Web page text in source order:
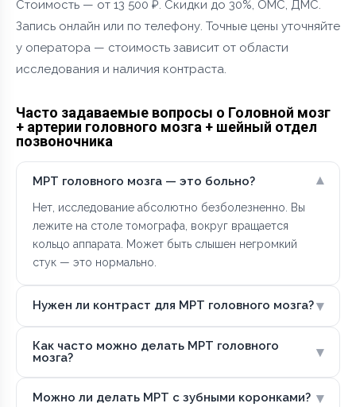
Стоимость — от 13 500 ₽. Скидки до 30%, ОМС, ДМС.
Запись онлайн или по телефону. Точные цены уточняйте
у оператора — стоимость зависит от области
исследования и наличия контраста.
Часто задаваемые вопросы о Головной мозг
+ артерии головного мозга + шейный отдел
позвоночника
МРТ головного мозга — это больно? ▾
Нет, исследование абсолютно безболезненно. Вы
лежите на столе томографа, вокруг вращается
кольцо аппарата. Может быть слышен негромкий
стук — это нормально.
Нужен ли контраст для МРТ головного мозга?▾
Как часто можно делать МРТ головного
мозга?
▾
Можно ли делать МРТ с зубными коронками? ▾